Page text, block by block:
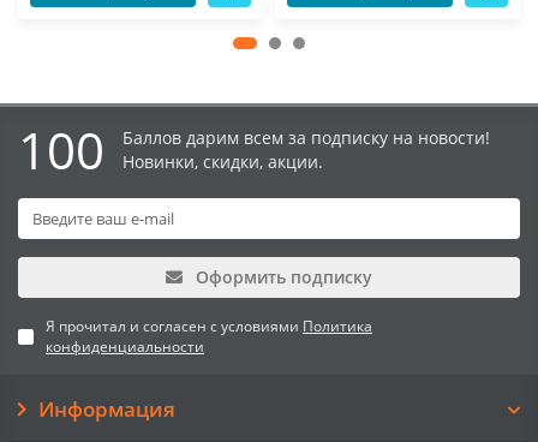
100
Баллов дарим всем за подписку на новости!
Новинки, скидки, акции.
Оформить подписку
Я прочитал и согласен с условиями Политика
конфиденциальности
Информация